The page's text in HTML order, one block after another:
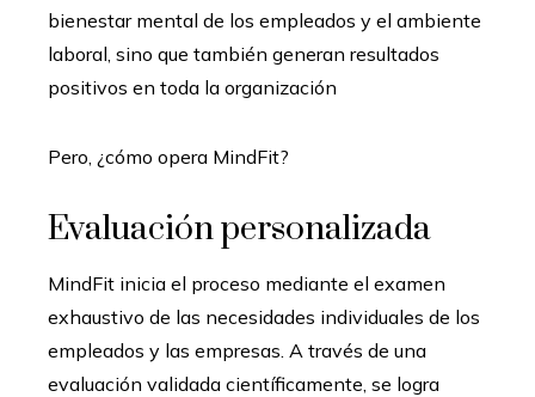
bienestar mental de los empleados y el ambiente
laboral, sino que también generan resultados
positivos en toda la organización
Pero, ¿cómo opera MindFit?
Evaluación personalizada
MindFit inicia el proceso mediante el examen
exhaustivo de las necesidades individuales de los
empleados y las empresas. A través de una
evaluación validada científicamente, se logra